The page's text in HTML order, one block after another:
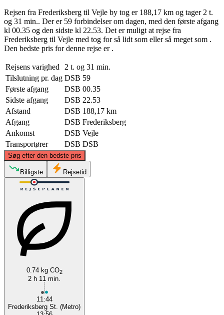
Rejsen fra Frederiksberg til Vejle by tog er 188,17 km og tager 2 t.
og 31 min.. Der er 59 forbindelser om dagen, med den første afgang
kl 00.35 og den sidste kl 22.53. Det er muligt at rejse fra
Frederiksberg til Vejle med tog for så lidt som eller så meget som .
Den bedste pris for denne rejse er .
Rejsens varighed
2 t. og 31 min.
Tilslutning pr. dag DSB 59
Første afgang
DSB 00.35
Sidste afgang
DSB 22.53
Afstand
DSB 188,17 km
Afgang
DSB Frederiksberg
Ankomst
DSB Vejle
Transportører
DSB DSB
Søg efter den bedste pris
Vejle
Billigste Rejsetid
0.74 kg CO2
2 h 11 min.
11:44
Frederiksberg St. (Metro)